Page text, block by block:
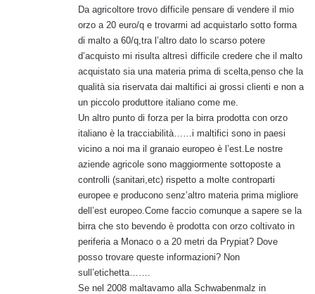
Da agricoltore trovo difficile pensare di vendere il mio
orzo a 20 euro/q e trovarmi ad acquistarlo sotto forma
di malto a 60/q,tra l’altro dato lo scarso potere
d’acquisto mi risulta altresì difficile credere che il malto
acquistato sia una materia prima di scelta,penso che la
qualità sia riservata dai maltifici ai grossi clienti e non a
un piccolo produttore italiano come me.
Un altro punto di forza per la birra prodotta con orzo
italiano è la tracciabilità……i maltifici sono in paesi
vicino a noi ma il granaio europeo è l’est.Le nostre
aziende agricole sono maggiormente sottoposte a
controlli (sanitari,etc) rispetto a molte controparti
europee e producono senz’altro materia prima migliore
dell’est europeo.Come faccio comunque a sapere se la
birra che sto bevendo è prodotta con orzo coltivato in
periferia a Monaco o a 20 metri da Prypiat? Dove
posso trovare queste informazioni? Non
sull’etichetta…….
Se nel 2008 maltavamo alla Schwabenmalz in